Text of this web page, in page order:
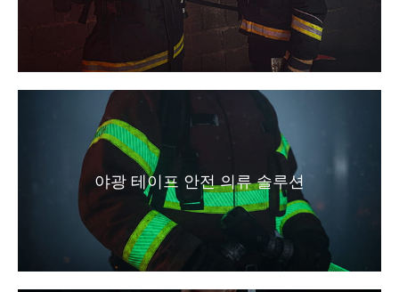
야광 테이프 안전 의류 솔루션